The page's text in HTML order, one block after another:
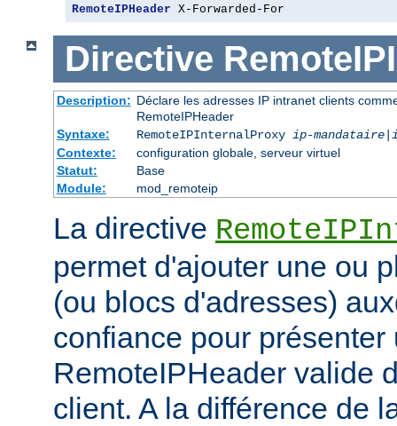
RemoteIPHeader X-Forwarded-For
Directive
Description: Déclare les adresses IP intranet clients
RemoteIPHeader
Syntaxe:
RemoteIPInternalProxy ip-mandataire|
Contexte:
configuration globale, serveur virtuel
Statut:
Base
Module:
mod_remoteip
La directive
permet d'ajouter une ou
(ou blocs d'adresses)
confiance pour présenter
RemoteIPHeader valide
client. A la différence de